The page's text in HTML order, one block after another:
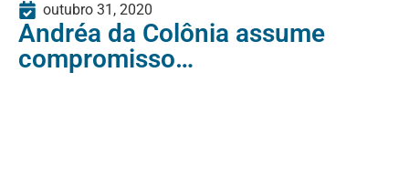
outubro 31, 2020
Andréa da Colônia assume
compromisso…